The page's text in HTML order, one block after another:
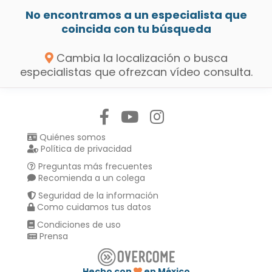
No encontramos a un especialista que
coincida con tu búsqueda
Cambia la localización o busca
especialistas que ofrezcan vídeo consulta.
Quiénes somos
Política de privacidad
Preguntas más frecuentes
Recomienda a un colega
Seguridad de la información
Como cuidamos tus datos
Condiciones de uso
Prensa